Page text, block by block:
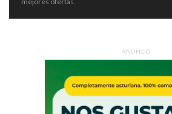
ANUNCIO